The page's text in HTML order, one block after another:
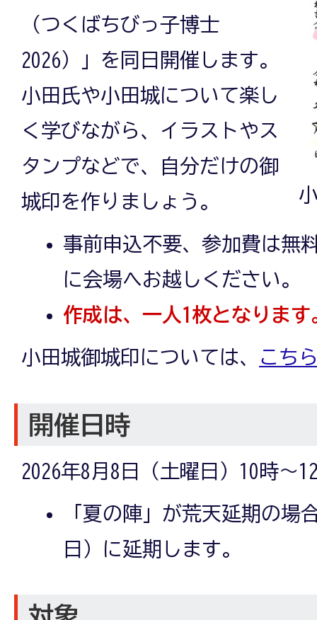
（つくばちびっ子博士
2026）」を同日開催します。
小田氏や小田城について楽し
く学びながら、イラストやス
タンプなどで、自分だけの御
城印を作りましょう。
事前申込不要、参加費は無
に会場へお越しください。
作成は、一人1枚となります
小田城御城印については、 こち
開催日時
2026年8月8日（土曜日）10時～
「夏の陣」が荒天延期の場
日）に延期します。